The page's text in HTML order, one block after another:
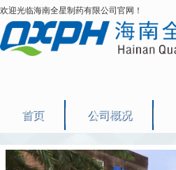
欢迎光临海南全星制药有限公司官网！
首页 公司概况